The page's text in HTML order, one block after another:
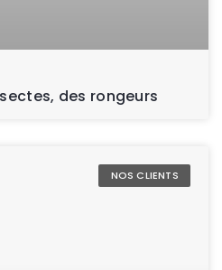
des rongeurs
NOS CLIENTS